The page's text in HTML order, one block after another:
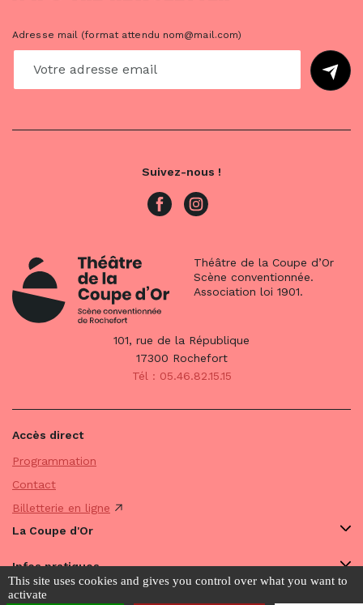
Adresse mail (format attendu nom@mail.com)
Théâtre de la Coupe d’Or
Scène conventionnée.
Association loi 1901.
101, rue de la République
17300 Rochefort
Tél : 05.46.82.15.15
Accès direct
Programmation
Contact
Billetterie en ligne
La Coupe d'Or
Infos pratiques
Avec vous
Suivez-nous !
This site uses cookies and gives you control over what you want to
activate